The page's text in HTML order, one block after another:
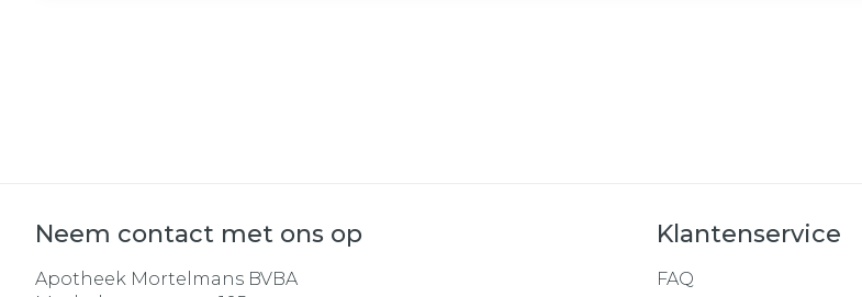
Neem contact met ons op
Apotheek Mortelmans BVBA
Klantenservice
FAQ